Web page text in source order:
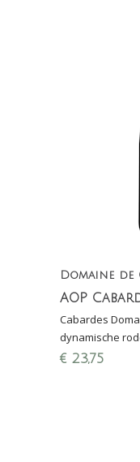
Domaine de
Cabardes
dynamische
Merlot en staat
€ 23,75